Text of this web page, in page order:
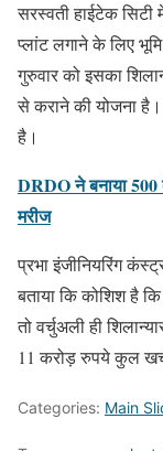
सरस्वती हाईटेक
प्लांट लगाने के लिए
गुरुवार को इसका
से कराने की योजना है।
है।
DRDO ने बनाया 500
मरीज
प्रभा इंजीनियरिंग
बताया कि कोशिश है
तो वर्चुअली ही
11 करोड़ रुपये कुल
Categories: Main